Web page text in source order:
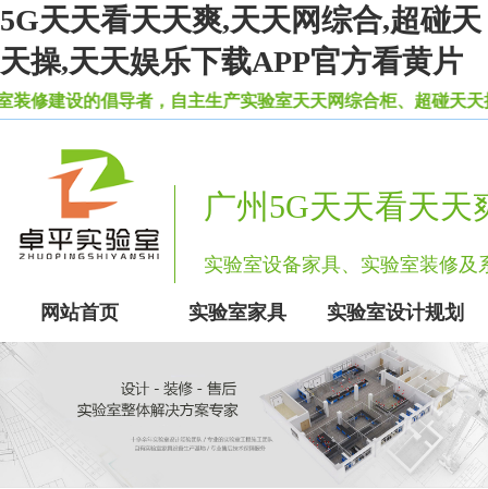
5G天天看天天爽,天天网综合,超碰天
天操,天天娱乐下载APP官方看黄片
导者，自主生产实验室天天网综合柜、超碰天天操等
广州5G天天看天
实验室设备家具、实验室装修
网站首页 实验室家具 实验室设计规划